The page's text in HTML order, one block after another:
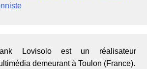
Lovisolo est un réalisateur
demeurant à Toulon (France).